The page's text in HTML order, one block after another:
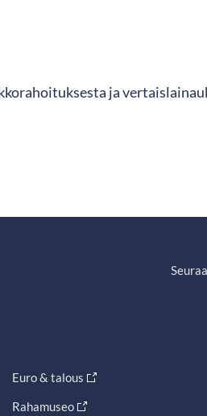
ja
Euro & talous
Rahamuseo